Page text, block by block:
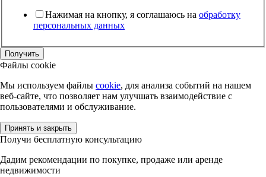
Нажимая на кнопку, я соглашаюсь на обработку
персональных данных
Получить
Файлы cookie
Мы используем файлы cookie, для анализа событий на нашем
веб-сайте, что позволяет нам улучшать взаимодействие с
пользователями и обслуживание.
Принять и закрыть
Получи бесплатную консультацию
Дадим рекомендации по покупке, продаже или аренде
недвижимости